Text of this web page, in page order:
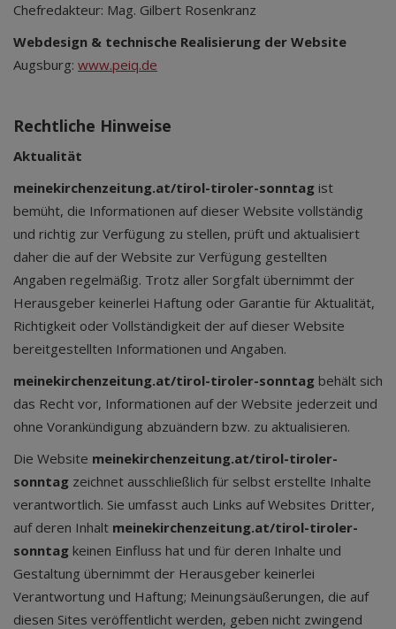
Chefredakteur: Mag. Gilbert Rosenkranz
Webdesign & technische Realisierung der Website
Augsburg: www.peiq.de
Rechtliche Hinweise
Aktualität
meinekirchenzeitung.at/tirol-tiroler-sonntag ist
bemüht, die Informationen auf dieser Website vollständig
und richtig zur Verfügung zu stellen, prüft und aktualisiert
daher die auf der Website zur Verfügung gestellten
Angaben regelmäßig. Trotz aller Sorgfalt übernimmt der
Herausgeber keinerlei Haftung oder Garantie für Aktualität,
Richtigkeit oder Vollständigkeit der auf dieser Website
bereitgestellten Informationen und Angaben.
meinekirchenzeitung.at/tirol-tiroler-sonntag behält sich
das Recht vor, Informationen auf der Website jederzeit und
ohne Vorankündigung abzuändern bzw. zu aktualisieren.
Die Website meinekirchenzeitung.at/tirol-tiroler-
sonntag zeichnet ausschließlich für selbst erstellte Inhalte
verantwortlich. Sie umfasst auch Links auf Websites Dritter,
auf deren Inhalt meinekirchenzeitung.at/tirol-tiroler-
sonntag keinen Einfluss hat und für deren Inhalte und
Gestaltung übernimmt der Herausgeber keinerlei
Verantwortung und Haftung; Meinungsäußerungen, die auf
diesen Sites veröffentlicht werden, geben nicht zwingend